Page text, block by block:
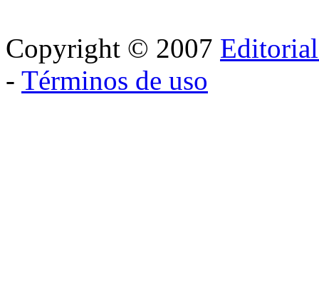
Copyright © 2007
- Términos de uso